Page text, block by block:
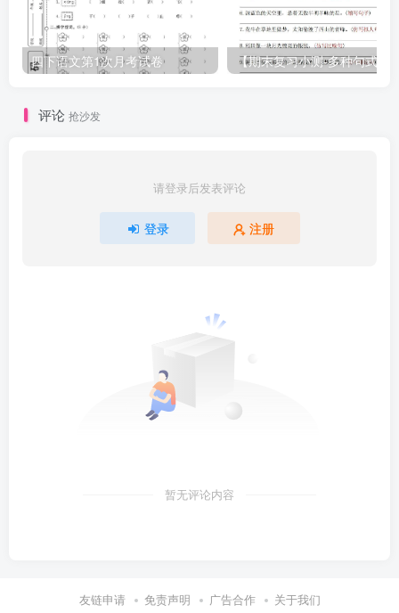
四下语文第1次月考试卷
评论 抢沙发
请登录后发表评论
登录 注册
暂无评论内容
友链申请 免责声明 广告合作 关于我们